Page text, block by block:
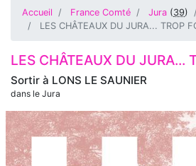
Accueil France Comté Jura (39)
LES CHÂTEAUX DU JURA... TROP
Sortir à LONS LE SAUNIER
dans le Jura
LES CHÂTEAUX DU JURA...